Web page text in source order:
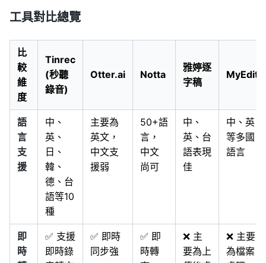
工具對比總覽
比
較
維
度
Tinrec
(秒聽
錄音)
Otter.ai Notta
雅婷逐
字稿
MyEdit
語
言
支
援
中、
英、
日、
韓、
德、台
語等10
種
主要為
英文，
中文支
援弱
50+語
言，
中文
尚可
中、
英、台
語表現
佳
中、英
等多國
語言
即
時
✅ 支援
即時錄
✅ 即時
同步強
✅ 即
時轉
❌ 主
要為上
❌ 主要
為檔案